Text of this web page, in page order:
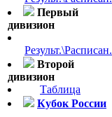
Первый
дивизион
Результ.\Расписан.
Второй
дивизион
Таблица
Кубок России